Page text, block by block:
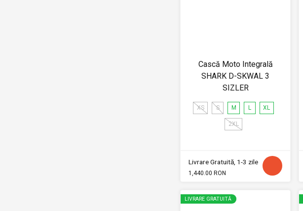
Cască Moto Integrală
SHARK D-SKWAL 3
SIZLER
XS S M L XL
2XL
Livrare Gratuită, 1-3 zile
1,440.00 RON
LIVRARE GRATUITĂ